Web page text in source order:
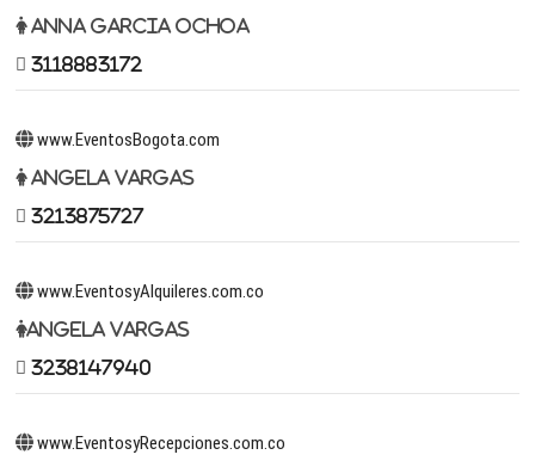
Anna Garcia Ochoa
3118883172
www.EventosBogota.com
Angela Vargas
3213875727
www.EventosyAlquileres.com.co
Angela Vargas
3238147940
www.EventosyRecepciones.com.co